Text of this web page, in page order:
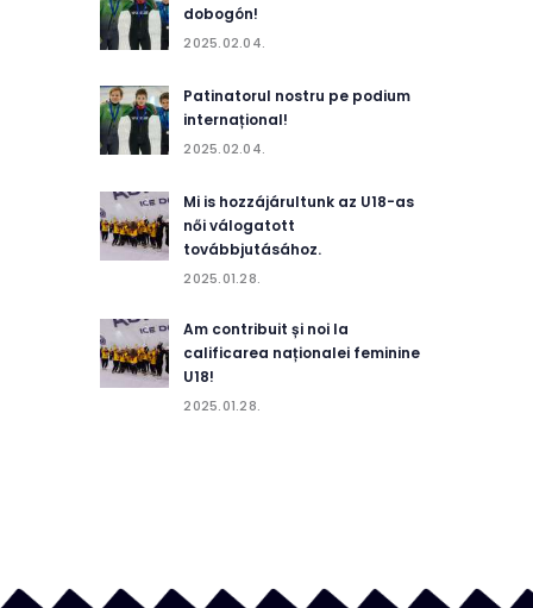
dobogón!
2025.02.04.
Patinatorul nostru pe podium
internațional!
2025.02.04.
Mi is hozzájárultunk az U18-as
női válogatott
továbbjutásához.
2025.01.28.
Am contribuit și noi la
calificarea naționalei feminine
U18!
2025.01.28.